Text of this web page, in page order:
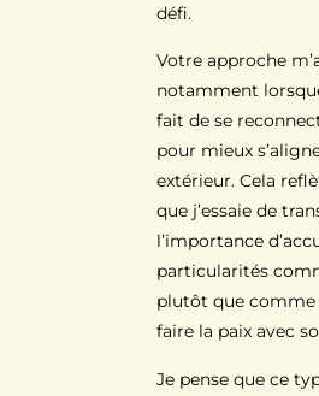
défi.
Votre approche
notamment
fait de se
pour mieux
extérieur. Cela
que j’essaie de
l’importance
particularités
plutôt que comme
faire la paix avec
Je pense que ce